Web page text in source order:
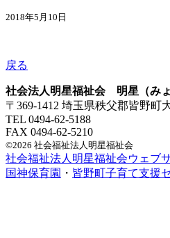
2018年5月10日
戻る
社会法人明星福祉会 明星（み
〒369-1412 埼玉県秩父郡皆野町
TEL 0494-62-5188
FAX 0494-62-5210
©2026 社会福祉法人明星福祉会
社会福祉法人明星福祉会ウェブ
国神保育園 ・ 皆野町子育て支援